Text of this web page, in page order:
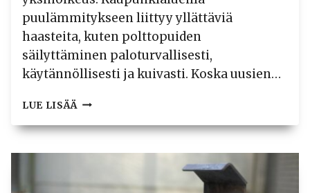
puulämmitykseen liittyy yllättäviä
haasteita, kuten polttopuiden
säilyttäminen paloturvallisesti,
käytännöllisesti ja kuivasti. Koska uusien…
LUE LISÄÄ ESITTELYSSÄ
OSASTOITU